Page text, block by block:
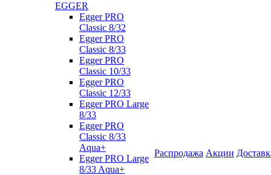
EGGER
Egger PRO
Classic 8/32
Egger PRO
Classic 8/33
Egger PRO
Classic 10/33
Egger PRO
Classic 12/33
Egger PRO Large
8/33
Egger PRO
Classic 8/33
Aqua+
Egger PRO Large
8/33 Aqua+
Распродажа Акции